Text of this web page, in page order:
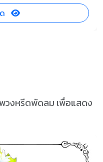
วงหรีดพัดลม เพื่อแสดง